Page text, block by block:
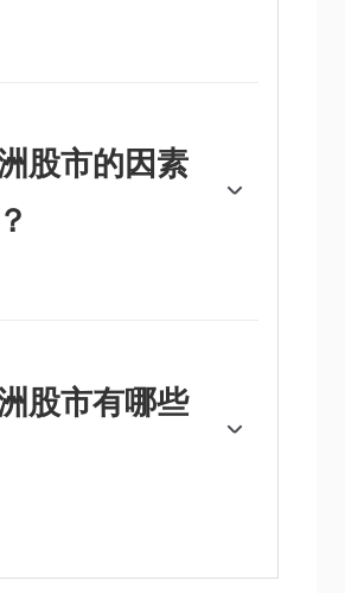
领先股市。中国和日本的制造业
点是汽车生产和电子产品。在
国，不断壮大的中产阶级也让专
商务的公司越来越受到重视。
股市的因素
因素。更广泛地说，政治稳
法治也会影响股市。美国股指
个因素，因为亚洲股市往往会在
于华尔街股市。最后，市场上更
也发挥了作用，因为与固定收
股市有哪些
度，从完全民主到独裁，因此它